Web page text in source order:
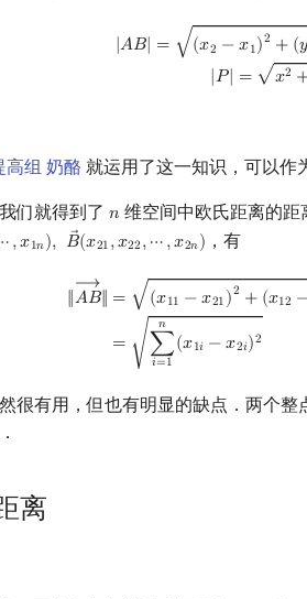
|𝐴𝐵| = √(𝑥2 −𝑥1)2 + (𝑦
|𝑃| = √𝑥2
| A B| −x1)2+(y2−y1)2+(
高组 奶酪 就运用了这一知识，可以作
们就得到了 𝑛
n 维空间中欧氏距离的距
,𝑥1𝑛), 𝐵(𝑥21,𝑥22,⋯,𝑥2𝑛)
⋯,x1n), B→(x21,x22 ,⋯,x2n ，有
‖
⟶
𝐴𝐵‖ = √(𝑥11 −𝑥21)2 + (𝑥12
= √
𝑛
∑
𝑖=1
(𝑥1𝑖 −𝑥2𝑖)2
AB→‖ 11−x21)2+(x12−x22)2+⋅⋅
很有用，但也有明显的缺点．两个
离